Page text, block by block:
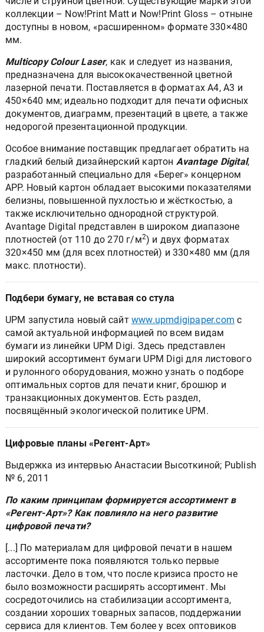
коллекции – Now!Print Matt и Now!Print Gloss – отныне
доступны в новом, «расширенном» формате 330×480
мм.
Multicopy Colour Laser, как и следует из названия,
предназначена для высококачественной цветной
лазерной печати. Поставляется в форматах А4, А3 и
450×640 мм; идеально подходит для печати офисных
документов, диаграмм, презентаций в цвете, а также
недорогой презентационной продукции.
Особое внимание поставщик предлагает обратить на
гладкий белый дизайнерский картон Avantage Digital,
разработанный специально для «Берег» концерном
APP. Новый картон обладает высокими показателями
белизны, повышенной пухлостью и жёсткостью, а
также исключительно однородной структурой.
Avantage Digital представлен в широком диапазоне
плотностей (от 110 до 270 г/м2) и двух форматах
320×450 мм (для всех плотностей) и 330×480 мм (для
макс. плотности).
Подбери бумагу, не вставая со стула
UPM запустила новый сайт www.upmdigipaper.com с
самой актуальной информацией по всем видам
бумаги из линейки UPM Digi. Здесь представлен
широкий ассортимент бумаги UPM Digi для листового
и рулонного оборудования, можно узнать о подборе
оптимальных сортов для печати книг, брошюр и
транзакционных документов. Есть раздел,
посвящённый экологической политике UPM.
Цифровые планы «Регент-Арт»
Выдержка из интервью Анастасии Высоткиной; Publish
№ 6, 2011
По каким принципам формируется ассортимент в
«Регент-Арт»? Как повлияло на него развитие
цифровой печати?
[...] По материалам для цифровой печати в нашем
ассортименте пока появляются только первые
ласточки. Дело в том, что после кризиса просто не
было возможности расширять ассортимент. Мы
сосредоточились на стабилизации ассортимента,
создании хороших товарных запасов, поддержании
сервиса для клиентов. Тем более у всех оптовиков